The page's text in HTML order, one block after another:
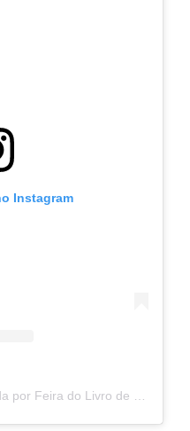
Instagram
Uma publicação compartilhada por Feira do Livro de Santa Maria (@feiradolivrosm)